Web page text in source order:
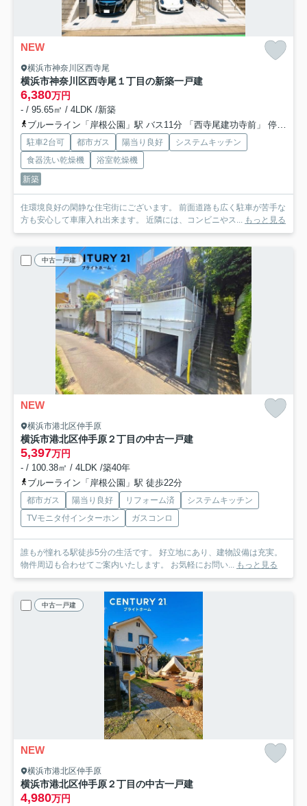
NEW
横浜市神奈川区西寺尾
横浜市神奈川区西寺尾１丁目の新築一戸建
6,380万円
- / 95.65㎡ / 4LDK /新築
ブルーライン「岸根公園」駅 バス11分 「西寺尾建功寺前」 停歩9分
駐車2台可 都市ガス 陽当り良好
システムキッチン
食器洗い乾燥機
浴室乾燥機
新築
住環境良好の閑静な住宅街にございます。 前面道路も広く駐車が苦手な
方も安心して車庫入れ出来ます。 近隣には、コンビニやス... もっと見る
中古一戸建
NEW
横浜市港北区仲手原
横浜市港北区仲手原２丁目の中古一戸建
5,397万円
- / 100.38㎡ / 4LDK /築40年
ブルーライン「岸根公園」駅 徒歩22分
都市ガス 陽当り良好 リフォーム済
システムキッチン
TVモニタ付インターホン
ガスコンロ
誰もが憧れる駅徒歩5分の生活です。 好立地にあり、建物設備は充実。
物件周辺も合わせてご案内いたします。 お気軽にお問い... もっと見る
中古一戸建
NEW
横浜市港北区仲手原
横浜市港北区仲手原２丁目の中古一戸建
4,980万円